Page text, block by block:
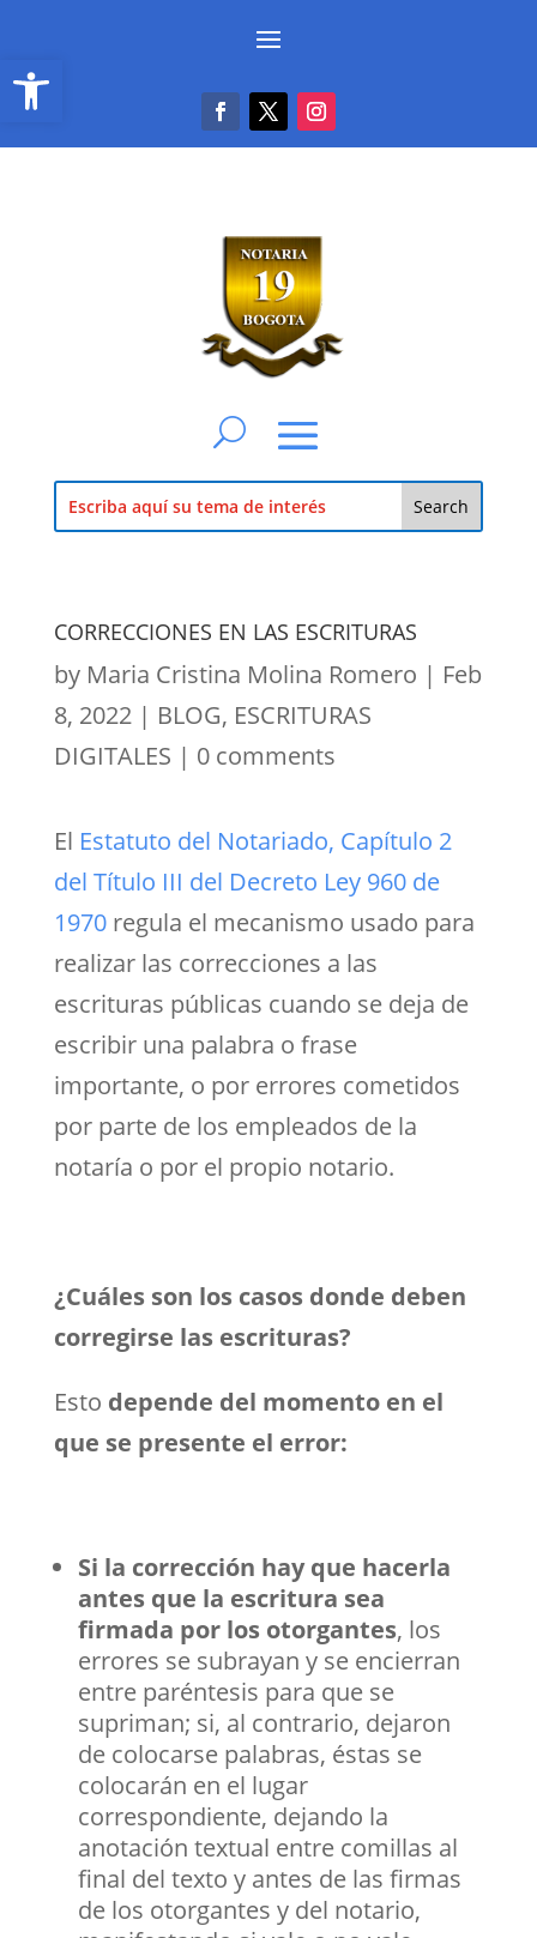
Abrir barra de herramientas
CORRECCIONES EN LAS ESCRITURAS
by Maria Cristina Molina Romero | Feb
8, 2022| BLOG, ESCRITURAS
DIGITALES | 0 comments
El Estatuto del Notariado, Capítulo 2
del Título III del Decreto Ley 960 de
1970regula el mecanismo usado para
realizar las correcciones a las
escrituras públicas cuando se deja de
escribir una palabra o frase
importante, o por errores cometidos
por parte de los empleados de la
notaría o por el propio notario.
¿Cuáles son los casos donde deben
corregirse las escrituras?
Esto depende del momento en el
que se presente el error:
Si la corrección hay que hacerla
antes que la escritura sea
firmada por los otorgantes, los
errores se subrayan y se encierran
entre paréntesis para que se
supriman; si, al contrario, dejaron
de colocarse palabras, éstas se
colocarán en el lugar
correspondiente, dejando la
anotación textual entre comillas al
final del texto y antes de las firmas
de los otorgantes y del notario,